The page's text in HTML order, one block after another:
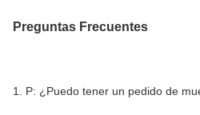
Preguntas Frecuentes
1. P: ¿Puedo tener un pedido de